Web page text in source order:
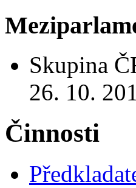
Skupina
26. 10.
Činnosti